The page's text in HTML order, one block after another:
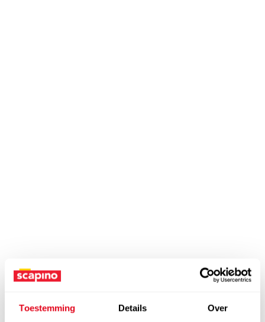
Toestemming Details Over